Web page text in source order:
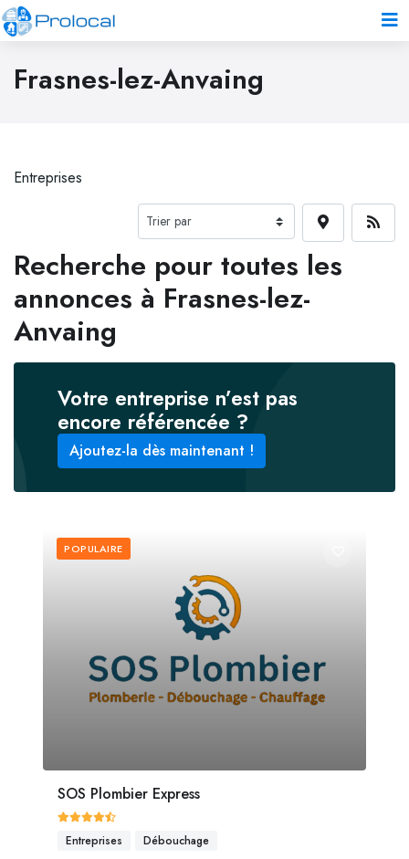
Frasnes-lez-Anvaing
Entreprises
Recherche pour toutes les
annonces à Frasnes-lez-
Anvaing
Votre entreprise n’est pas
encore référencée ?
Ajoutez-la dès maintenant !
POPULAIRE
SOS Plombier Express
Entreprises Débouchage